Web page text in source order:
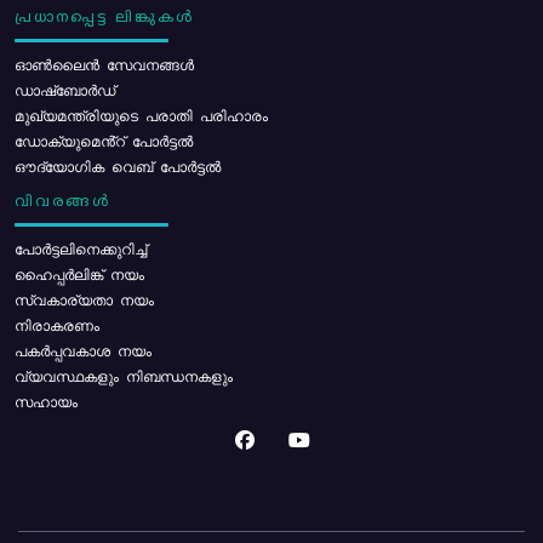
പ്രധാനപ്പെട്ട ലിങ്കുകൾ
ഓൺലൈൻ സേവനങ്ങൾ
ഡാഷ്ബോർഡ്
മുഖ്യമന്ത്രിയുടെ പരാതി പരിഹാരം
ഡോക്യുമെൻ്റ് പോർട്ടൽ
ഔദ്യോഗിക വെബ് പോർട്ടൽ
വിവരങ്ങൾ
പോര്‍ട്ടലിനെക്കുറിച്ച്
ഹൈപ്പർലിങ്ക് നയം
സ്വകാര്യതാ നയം
നിരാകരണം
പകർപ്പവകാശ നയം
വ്യവസ്ഥകളും നിബന്ധനകളും
സഹായം